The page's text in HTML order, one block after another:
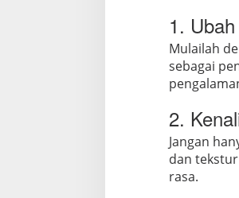
1.
Mulailah
sebagai
2.
Jangan
dan
rasa.